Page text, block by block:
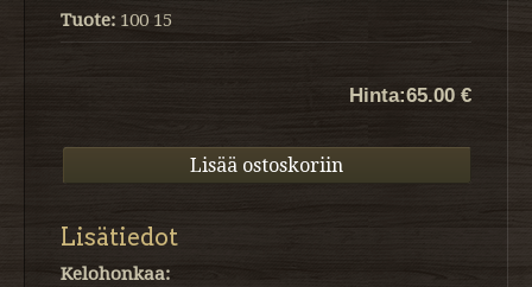
Tuote: 100 15
Hinta:65.00 €
Lisätiedot
Kelohonkaa: